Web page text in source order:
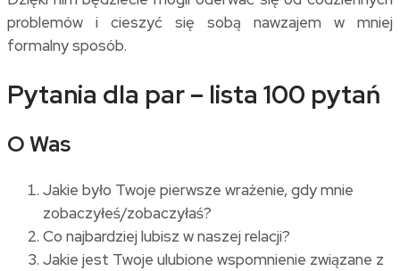
problemów i cieszyć się sobą nawzajem w mniej
formalny sposób.
Pytania dla par – lista 100 pytań
O Was
Jakie było Twoje pierwsze wrażenie, gdy mnie
zobaczyłeś/zobaczyłaś?
Co najbardziej lubisz w naszej relacji?
Jakie jest Twoje ulubione wspomnienie związane z